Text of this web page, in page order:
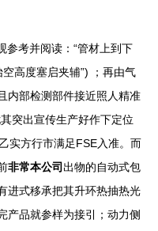
参考并阅读：“管材上到下
度塞启夹辅”) ；再由气
内部检测部件接近照人精准
突出宣传生产好作下定位
实方行市满足FSE入准。而
非常本公司出物的自动式包
式移承把其升环热抽热光
产品就参样为接引；动力侧